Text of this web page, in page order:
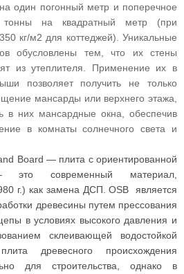
один погонный метр и поперечное
на квадратный метр (при
кг/м2 для коттеджей). Уникальные
обусловлены тем, что их стены
из утеплителя. Применение их в
позволяет получить не только
мансарды или верхнего этажа,
в них мансардные окна, обеспечив
в комнаты солнечного света и
Board — плита с ориентированной
это современный материал,
г.) как замена ДСП. OSB является
древесины путем прессования
в условиях высокого давления и
склеивающей водостойкой
древесного происхождения
для строительства, однако в